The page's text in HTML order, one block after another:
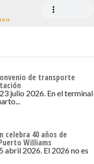
de transporte
julio 2026. En el terminal
celebra 40 años de
Williams
abril 2026. El 2026 no es